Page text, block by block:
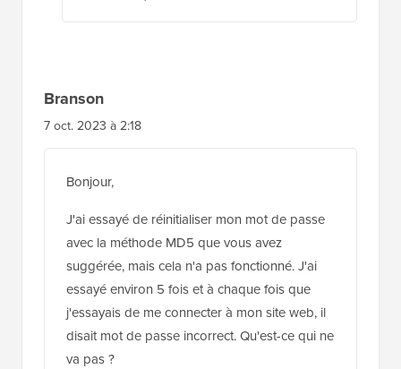
Branson
7 oct. 2023 à 2:18
Bonjour,
J'ai essayé de réinitialiser mon mot de passe
avec la méthode MD5 que vous avez
suggérée, mais cela n'a pas fonctionné. J'ai
essayé environ 5 fois et à chaque fois que
j'essayais de me connecter à mon site web, il
disait mot de passe incorrect. Qu'est-ce qui ne
va pas ?